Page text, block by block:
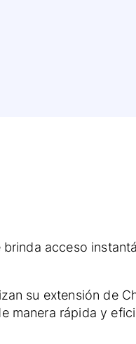
acceso
su extensión de
manera rápida y